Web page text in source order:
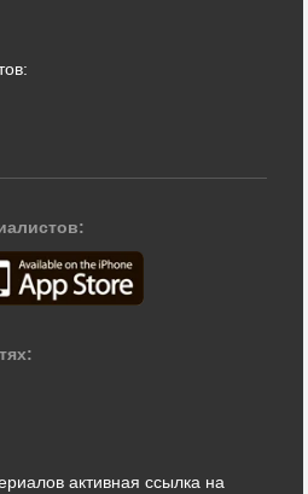
активная ссылка на